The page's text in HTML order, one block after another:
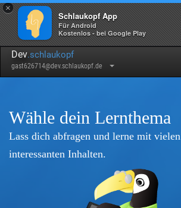
×
Schlaukopf App
Für Android
Kostenlos - bei Google Play
Dev.schlaukopf
gast626714@dev.schlaukopf.de
Wähle dein Lernthema
Lass dich abfragen und lerne mit vielen
interessanten Inhalten.